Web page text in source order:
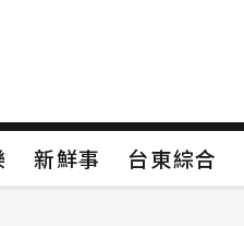
新鮮事
台東綜合
新鮮事 台東綜合